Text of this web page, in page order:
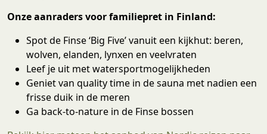
Onze aanraders voor familiepret in Finland:
Spot de Finse ‘Big Five’ vanuit een kijkhut: beren,
wolven, elanden, lynxen en veelvraten
Leef je uit met watersportmogelijkheden
Geniet van quality time in de sauna met nadien een
frisse duik in de meren
Ga back-to-nature in de Finse bossen